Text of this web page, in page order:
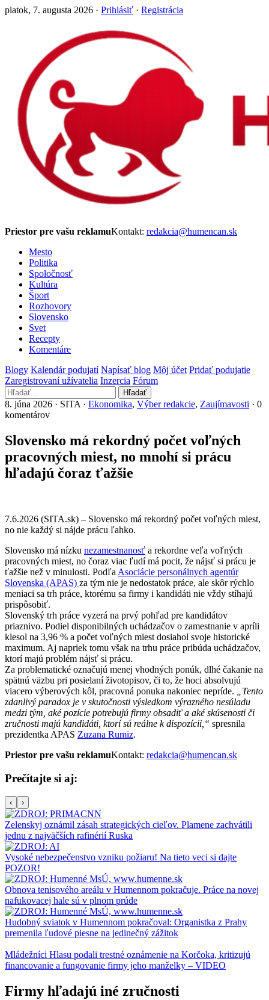
piatok, 7. augusta 2026 · Prihlásiť · Registrácia
Priestor pre vašu reklamuKontakt: redakcia@humencan.sk
Mesto
Politika
Spoločnosť
Kultúra
Šport
Rozhovory
Slovensko
Svet
Recepty
Komentáre
Blogy Kalendár podujatí Napísať blog Môj účet Pridať podujatie
Zaregistrovaní užívatelia Inzercia Fórum
Hľadať
8. júna 2026 · SITA · Ekonomika, Výber redakcie, Zaujímavosti · 0
komentárov
Slovensko má rekordný počet voľných
pracovných miest, no mnohí si prácu
hľadajú čoraz ťažšie
7.6.2026 (SITA.sk) – Slovensko má rekordný počet voľných miest,
no nie každý si nájde prácu ľahko.
Slovensko má nízku nezamestnanosť a rekordne veľa voľných
pracovných miest, no čoraz viac ľudí má pocit, že nájsť si prácu je
ťažšie než v minulosti. Podľa Asociácie personálnych agentúr
Slovenska (APAS) za tým nie je nedostatok práce, ale skôr rýchlo
meniaci sa trh práce, ktorému sa firmy i kandidáti nie vždy stíhajú
prispôsobiť.
Slovenský trh práce vyzerá na prvý pohľad pre kandidátov
priaznivo. Podiel disponibilných uchádzačov o zamestnanie v apríli
klesol na 3,96 % a počet voľných miest dosiahol svoje historické
maximum. Aj napriek tomu však na trhu práce pribúda uchádzačov,
ktorí majú problém nájsť si prácu.
Za problematické označujú menej vhodných ponúk, dlhé čakanie na
spätnú väzbu pri posielaní životopisov, či to, že hoci absolvujú
viacero výberových kôl, pracovná ponuka nakoniec nepríde.
„Tento
zdanlivý paradox je v skutočnosti výsledkom výrazného nesúladu
medzi tým, aké pozície potrebujú firmy obsadiť a aké skúsenosti či
zručnosti majú kandidáti, ktorí sú reálne k dispozícii,“ spresnila
prezidentka APAS Zuzana Rumiz.
Priestor pre vašu reklamuKontakt: redakcia@humencan.sk
Prečítajte si aj:
‹ ›
Zelenskyj oznámil zásah strategických cieľov. Plamene zachvátili
jednu z najväčších rafinérií Ruska
Vysoké nebezpečenstvo vzniku požiaru! Na tieto veci si dajte
POZOR!
Obnova tenisového areálu v Humennom pokračuje. Práce na novej
nafukovacej hale sú v plnom prúde
Hudobný sviatok v Humennom pokračoval: Organistka z Prahy
premenila ľudové piesne na jedinečný zážitok
Mládežníci Hlasu podali trestné oznámenie na Korčoka, kritizujú
financovanie a fungovanie firmy jeho manželky – VIDEO
Firmy hľadajú iné zručnosti